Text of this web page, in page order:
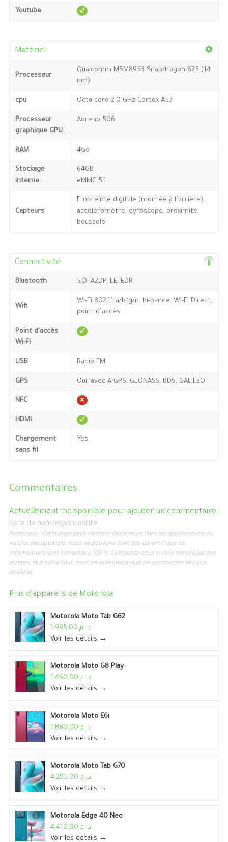
Youtube
Matériel
Processeur
Qualcomm MSM8953 Snapdragon 625 (14
nm)
cpu Octa-core 2.0 GHz Cortex-A53
Processeur
graphique GPU
Adreno 506
RAM 4Go
Stockage
interne
64GB
eMMC 5.1
Capteurs
Empreinte digitale (montée à l’arrière),
accéléromètre, gyroscope, proximité,
boussole
Connectivité
Bluetooth 5.0, A2DP, LE, EDR
Wifi
Wi-Fi 802.11 a/b/g/n, bi-bande, Wi-Fi Direct,
point d’accès
Point d'accès
Wi-Fi
USB Radio FM
GPS Oui, avec A-GPS, GLONASS, BDS, GALILEO
NFC
HDMI
Chargement
sans fil
Yes
Commentaires
Actuellement indisponible pour ajouter un commentaire.
Note de non-responsabilité
Remarque : Cette page peut contenir des erreurs dans les spécifications ou
les prix des appareils, nous ne pouvons donc pas garantir que les
informations sont correctes à 100 %. Contactez-nous si vous remarquez des
erreurs, et à notre tour, nous les examinerons et les corrigerons dès que
possible.
Plus d'appareils de Motorola
Motorola Moto Tab G62
د. م.1,995.00
Voir les détails →
Motorola Moto G8 Play
د. م.1,460.00
Voir les détails →
Motorola Moto E6i
د. م.1,880.00
Voir les détails →
Motorola Moto Tab G70
د. م.4,295.00
Voir les détails →
Motorola Edge 40 Neo
د. م.4,410.00
Voir les détails →